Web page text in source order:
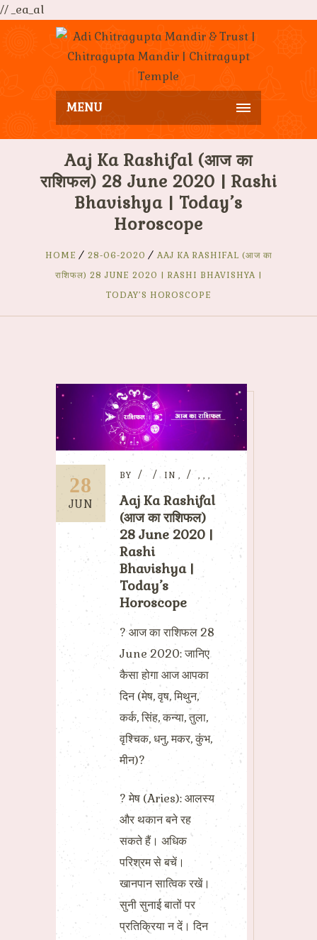
// _ea_al
MENU
Aaj Ka Rashifal (आज का
राशिफल) 28 June 2020 | Rashi
Bhavishya | Today’s
Horoscope
HOME 28-06-2020
AAJ KA RASHIFAL (आज का
राशिफल) 28 JUNE 2020 | RASHI BHAVISHYA |
TODAY’S HOROSCOPE
28
JUN
BY IN , , , ,
Aaj Ka Rashifal
(आज का राशिफल)
28 June 2020 |
Rashi
Bhavishya |
Today’s
Horoscope
? आज का राशिफल 28
June 2020: जानिए
कैसा होगा आज आपका
दिन (मेष, वृष, मिथुन,
कर्क, सिंह, कन्या, तुला,
वृश्चिक, धनु, मकर, कुंभ,
मीन)?
? मेष (Aries): आलस्य
और थकान बने रह
सकते हैं। अधिक
परिश्रम से बचें।
खानपान सात्विक रखें।
सुनी सुनाई बातों पर
प्रतिक्रिया न दें। दिन